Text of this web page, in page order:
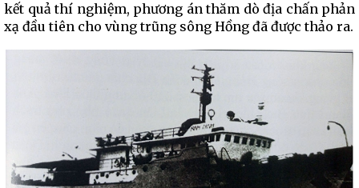
kết quả thí nghiệm, phương án thăm dò địa chấn phản
xạ đầu tiên cho vùng trũng sông Hồng đã được thảo ra.